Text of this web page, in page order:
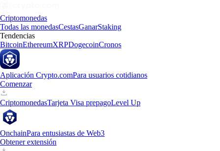
Criptomonedas
Todas las monedasCestasGanarStaking
Tendencias
BitcoinEthereumXRPDogecoinCronos
Aplicación Crypto.comPara usuarios cotidianos
Comenzar
CriptomonedasTarjeta Visa prepagoLevel Up
OnchainPara entusiastas de Web3
Obtener extensión